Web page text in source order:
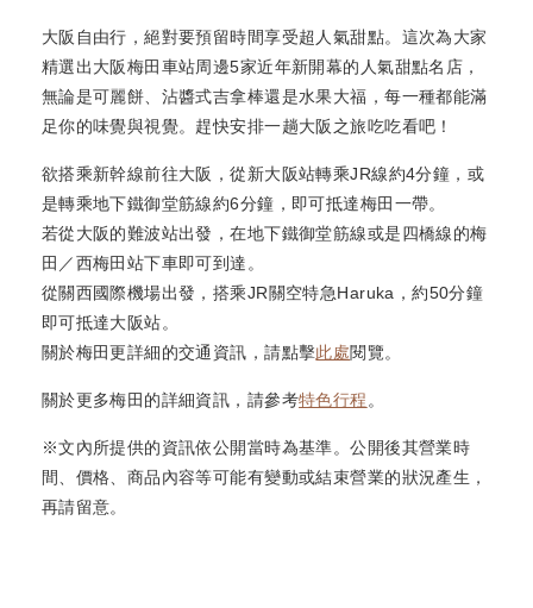
大阪自由行，絕對要預留時間享受超人氣甜點。這次為大家
精選出大阪梅田車站周邊5家近年新開幕的人氣甜點名店，
無論是可麗餅、沾醬式吉拿棒還是水果大福，每一種都能滿
足你的味覺與視覺。趕快安排一趟大阪之旅吃吃看吧！
欲搭乘新幹線前往大阪，從新大阪站轉乘JR線約4分鐘，或
是轉乘地下鐵御堂筋線約6分鐘，即可抵達梅田一帶。
若從大阪的難波站出發，在地下鐵御堂筋線或是四橋線的梅
田／西梅田站下車即可到達。
從關西國際機場出發，搭乘JR關空特急Haruka，約50分鐘
即可抵達大阪站。
關於梅田更詳細的交通資訊，請點擊此處閱覽。
關於更多梅田的詳細資訊，請參考特色行程 。
※文內所提供的資訊依公開當時為基準。公開後其營業時
間、價格、商品內容等可能有變動或結束營業的狀況產生，
再請留意。